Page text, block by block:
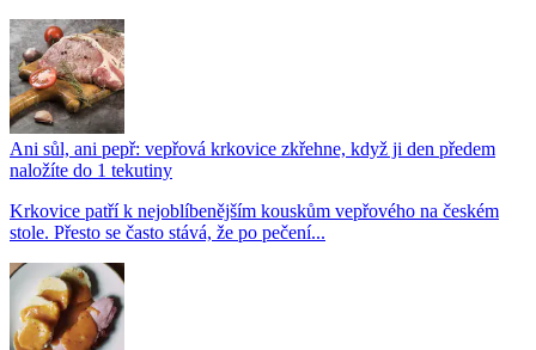
Ani sůl, ani pepř: vepřová krkovice zkřehne, když ji den předem
naložíte do 1 tekutiny
Krkovice patří k nejoblíbenějším kouskům vepřového na českém
stole. Přesto se často stává, že po pečení...